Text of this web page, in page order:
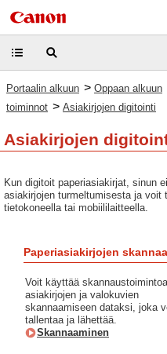
Portaalin alkuun > Oppaan alkuun
toiminnot > Asiakirjojen digitointi
Asiakirjojen
Kun digitoit paperiasiakirjat, sinun
asiakirjojen turmeltumisesta ja
tietokoneella tai mobiililaitteella.
Paperiasiakirjojen
Voit käyttää skannaustoimintoa
asiakirjojen ja valokuvien
skannaamiseen dataksi, joka
tallentaa ja lähettää.
Skannaaminen